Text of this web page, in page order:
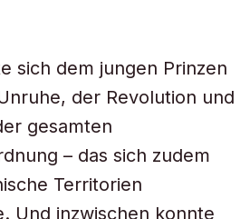
sich dem jungen Prinzen
der Revolution und
gesamten
– das sich zudem
Territorien
Und inzwischen konnte